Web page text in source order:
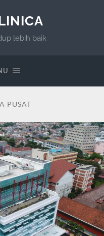
lebih baik
PUSAT